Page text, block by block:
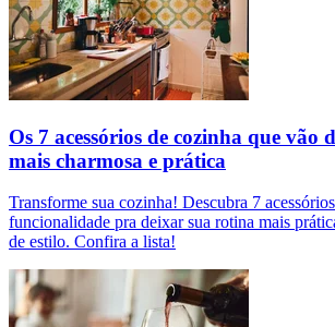
Os 7 acessórios de cozinha que vão
mais charmosa e prática
Transforme sua cozinha! Descubra 7
funcionalidade pra deixar sua rotina mais
de estilo. Confira a lista!